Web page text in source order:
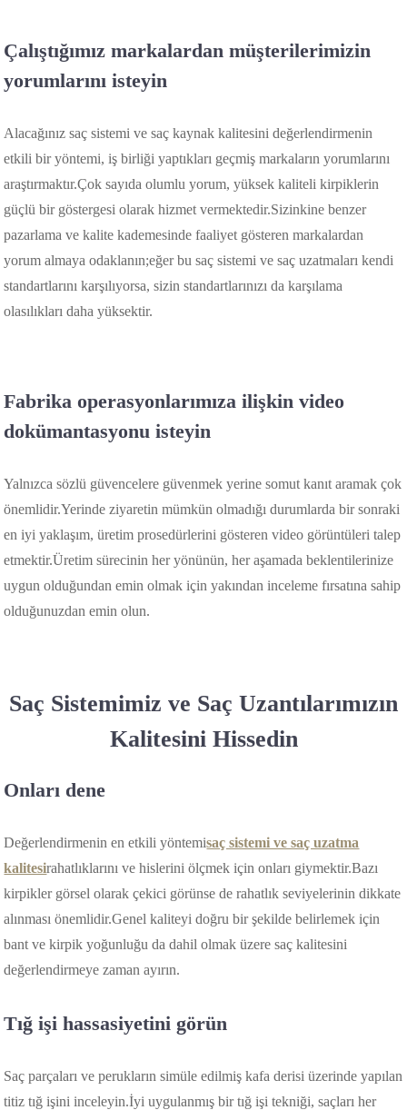
Çalıştığımız markalardan müşterilerimizin
yorumlarını isteyin
Alacağınız saç sistemi ve saç kaynak kalitesini değerlendirmenin
etkili bir yöntemi, iş birliği yaptıkları geçmiş markaların yorumlarını
araştırmaktır.Çok sayıda olumlu yorum, yüksek kaliteli kirpiklerin
güçlü bir göstergesi olarak hizmet vermektedir.Sizinkine benzer
pazarlama ve kalite kademesinde faaliyet gösteren markalardan
yorum almaya odaklanın;eğer bu saç sistemi ve saç uzatmaları kendi
standartlarını karşılıyorsa, sizin standartlarınızı da karşılama
olasılıkları daha yüksektir.
Fabrika operasyonlarımıza ilişkin video
dokümantasyonu isteyin
Yalnızca sözlü güvencelere güvenmek yerine somut kanıt aramak çok
önemlidir.Yerinde ziyaretin mümkün olmadığı durumlarda bir sonraki
en iyi yaklaşım, üretim prosedürlerini gösteren video görüntüleri talep
etmektir.Üretim sürecinin her yönünün, her aşamada beklentilerinize
uygun olduğundan emin olmak için yakından inceleme fırsatına sahip
olduğunuzdan emin olun.
Saç Sistemimiz ve Saç Uzantılarımızın
Kalitesini Hissedin
Onları dene
Değerlendirmenin en etkili yöntemisaç sistemi ve saç uzatma
kalitesirahatlıklarını ve hislerini ölçmek için onları giymektir.Bazı
kirpikler görsel olarak çekici görünse de rahatlık seviyelerinin dikkate
alınması önemlidir.Genel kaliteyi doğru bir şekilde belirlemek için
bant ve kirpik yoğunluğu da dahil olmak üzere saç kalitesini
değerlendirmeye zaman ayırın.
Tığ işi hassasiyetini görün
Saç parçaları ve perukların simüle edilmiş kafa derisi üzerinde yapılan
titiz tığ işini inceleyin.İyi uygulanmış bir tığ işi tekniği, saçları her